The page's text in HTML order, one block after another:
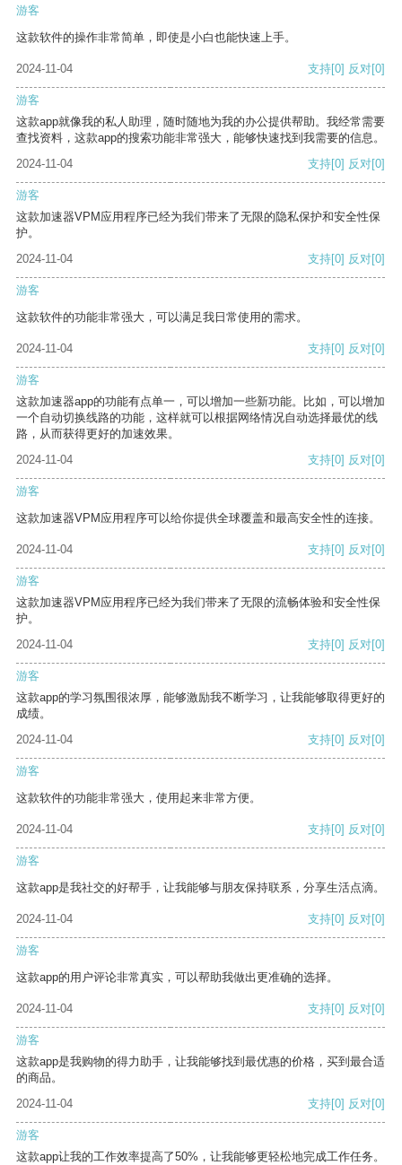
游客
这款软件的操作非常简单，即使是小白也能快速上手。
2024-11-04 支持[0] 反对[0]
游客
这款app就像我的私人助理，随时随地为我的办公提供帮助。我经常需要
查找资料，这款app的搜索功能非常强大，能够快速找到我需要的信息。
2024-11-04
支持[0] 反对[0]
游客
这款加速器VPM应用程序已经为我们带来了无限的隐私保护和安全性保
护。
2024-11-04
支持[0] 反对[0]
游客
这款软件的功能非常强大，可以满足我日常使用的需求。
2024-11-04 支持[0] 反对[0]
游客
这款加速器app的功能有点单一，可以增加一些新功能。比如，可以增加
一个自动切换线路的功能，这样就可以根据网络情况自动选择最优的线
路，从而获得更好的加速效果。
2024-11-04
支持[0] 反对[0]
游客
这款加速器VPM应用程序可以给你提供全球覆盖和最高安全性的连接。
2024-11-04 支持[0] 反对[0]
游客
这款加速器VPM应用程序已经为我们带来了无限的流畅体验和安全性保
护。
2024-11-04
支持[0] 反对[0]
游客
这款app的学习氛围很浓厚，能够激励我不断学习，让我能够取得更好的
成绩。
2024-11-04
支持[0] 反对[0]
游客
这款软件的功能非常强大，使用起来非常方便。
2024-11-04 支持[0] 反对[0]
游客
这款app是我社交的好帮手，让我能够与朋友保持联系，分享生活点滴。
2024-11-04 支持[0] 反对[0]
游客
这款app的用户评论非常真实，可以帮助我做出更准确的选择。
2024-11-04 支持[0] 反对[0]
游客
这款app是我购物的得力助手，让我能够找到最优惠的价格，买到最合适
的商品。
2024-11-04
支持[0] 反对[0]
游客
这款app让我的工作效率提高了50%，让我能够更轻松地完成工作任务。